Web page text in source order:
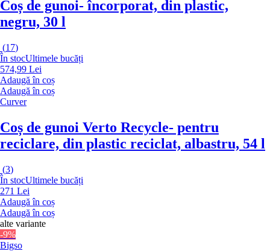
Coș de gunoi- încorporat, din plastic,
negru, 30 l
(17)
În stocUltimele bucăți
574,99 Lei
Adaugă în coș
Adaugă în coș
Curver
Coș de gunoi Verto Recycle- pentru
reciclare, din plastic reciclat, albastru, 54 l
(3)
În stocUltimele bucăți
271 Lei
Adaugă în coș
Adaugă în coș
alte variante
-9%
Bigso